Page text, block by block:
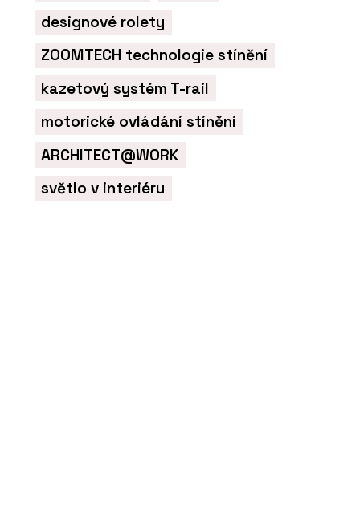
designové rolety
ZOOMTECH technologie stínění
kazetový systém T-rail
motorické ovládání stínění
ARCHITECT@WORK
světlo v interiéru